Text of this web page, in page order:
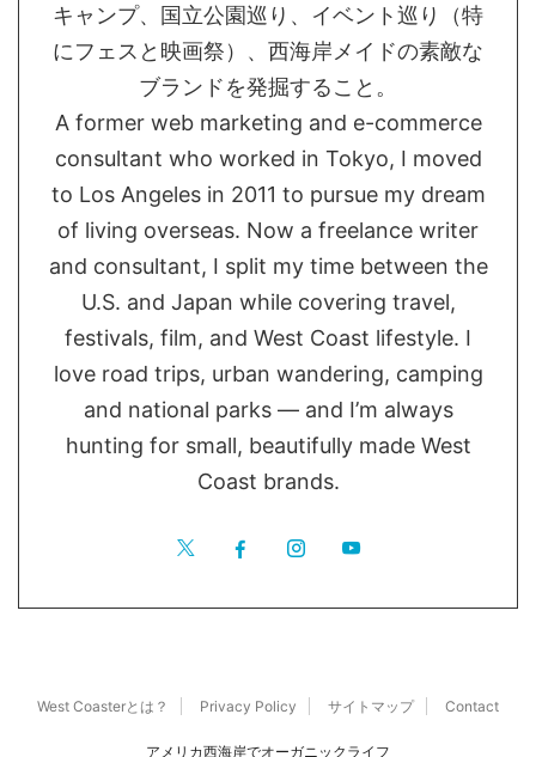
キャンプ、国立公園巡り、イベント巡り（特
にフェスと映画祭）、西海岸メイドの素敵な
ブランドを発掘すること。
A former web marketing and e-commerce
consultant who worked in Tokyo, I moved
to Los Angeles in 2011 to pursue my dream
of living overseas. Now a freelance writer
and consultant, I split my time between the
U.S. and Japan while covering travel,
festivals, film, and West Coast lifestyle. I
love road trips, urban wandering, camping
and national parks — and I’m always
hunting for small, beautifully made West
Coast brands.
West Coasterとは？ Privacy Policy サイトマップ Contact
アメリカ西海岸でオーガニックライフ